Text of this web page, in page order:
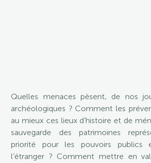
Quelles menaces pèsent, de nos
archéologiques ? Comment les
au mieux ces lieux d’histoire et de
sauvegarde des patrimoines
priorité pour les pouvoirs publics
l’étranger ? Comment mettre en